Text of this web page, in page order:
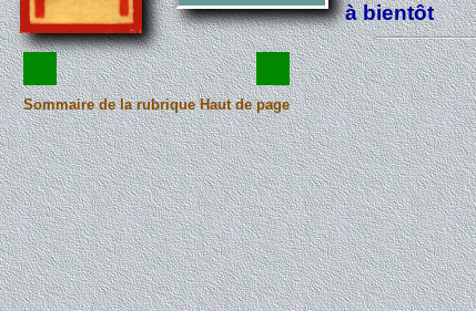
à bientôt
Sommaire de la rubrique Haut de page